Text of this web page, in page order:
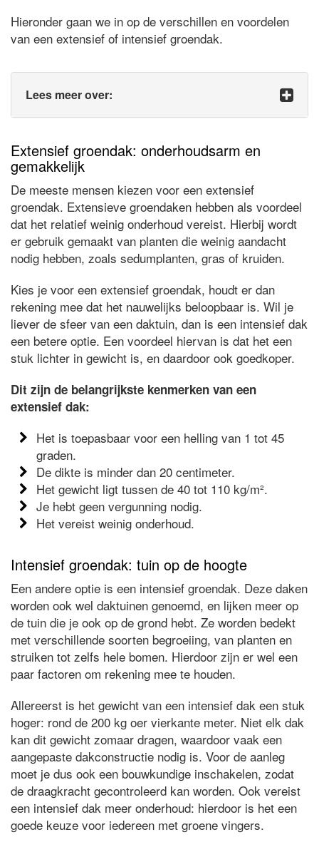
Hieronder gaan we in op de verschillen en voordelen
van een extensief of intensief groendak.
Lees meer over:
Extensief groendak: onderhoudsarm en
gemakkelijk
De meeste mensen kiezen voor een extensief
groendak. Extensieve groendaken hebben als voordeel
dat het relatief weinig onderhoud vereist. Hierbij wordt
er gebruik gemaakt van planten die weinig aandacht
nodig hebben, zoals sedumplanten, gras of kruiden.
Kies je voor een extensief groendak, houdt er dan
rekening mee dat het nauwelijks beloopbaar is. Wil je
liever de sfeer van een daktuin, dan is een intensief dak
een betere optie. Een voordeel hiervan is dat het een
stuk lichter in gewicht is, en daardoor ook goedkoper.
Dit zijn de belangrijkste kenmerken van een
extensief dak:
Het is toepasbaar voor een helling van 1 tot 45
graden.
De dikte is minder dan 20 centimeter.
Het gewicht ligt tussen de 40 tot 110 kg/m².
Je hebt geen vergunning nodig.
Het vereist weinig onderhoud.
Intensief groendak: tuin op de hoogte
Een andere optie is een intensief groendak. Deze daken
worden ook wel daktuinen genoemd, en lijken meer op
de tuin die je ook op de grond hebt. Ze worden bedekt
met verschillende soorten begroeiing, van planten en
struiken tot zelfs hele bomen. Hierdoor zijn er wel een
paar factoren om rekening mee te houden.
Allereerst is het gewicht van een intensief dak een stuk
hoger: rond de 200 kg oer vierkante meter. Niet elk dak
kan dit gewicht zomaar dragen, waardoor vaak een
aangepaste dakconstructie nodig is. Voor de aanleg
moet je dus ook een bouwkundige inschakelen, zodat
de draagkracht gecontroleerd kan worden. Ook vereist
een intensief dak meer onderhoud: hierdoor is het een
goede keuze voor iedereen met groene vingers.